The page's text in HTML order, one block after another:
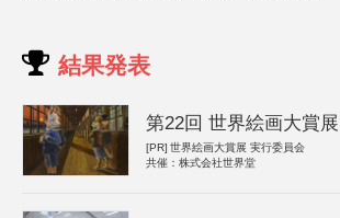
結果発表
第22回 世界絵画大賞
[PR] 世界絵画大賞展 実行委員会
共催：株式会社世界堂